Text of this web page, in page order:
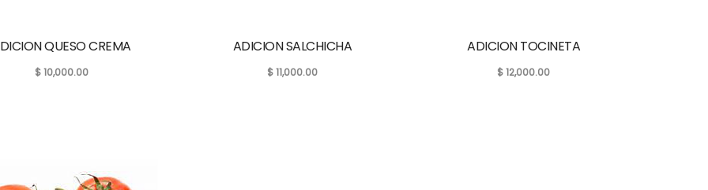
QUESO CREMA
$10,000.00
ADICION SALCHICHA
$11,000.00
ADICION TOCINETA
$12,000.00